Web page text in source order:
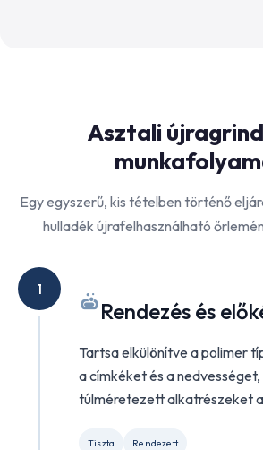
Asztali
Egy egyszerű, kis tételben történő
hulladék újrafelhasználható
1
Rendezés és
Tartsa elkülönítve a polimer
a címkéket és a
túlméretezett alkatrészeket
Tiszta Rendezett